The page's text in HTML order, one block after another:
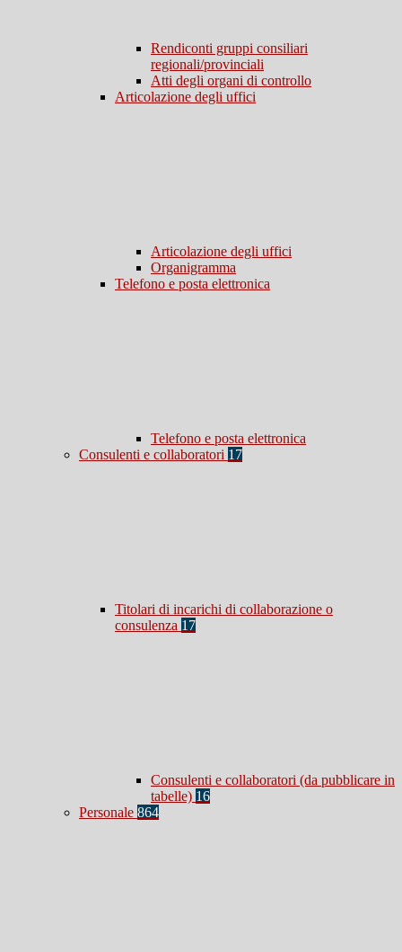
Rendiconti gruppi consiliari
regionali/provinciali
Atti degli organi di controllo
Articolazione degli uffici
Articolazione degli uffici
Organigramma
Telefono e posta elettronica
Telefono e posta elettronica
Consulenti e collaboratori 17
Titolari di incarichi di collaborazione o
consulenza 17
Consulenti e collaboratori (da pubblicare in
tabelle) 16
Personale 864